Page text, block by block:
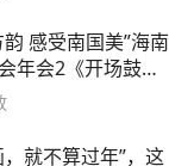
感受南国美”海南
年会2《开场鼓》
就不算过年”，这